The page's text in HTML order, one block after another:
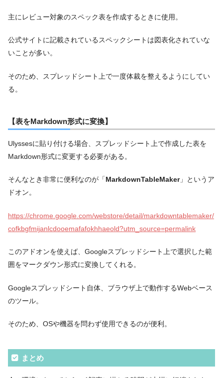
主にレビュー対象のスペック表を作成するときに使用。
公式サイトに記載されているスペックシートは図表化されていな
いことが多い。
そのため、スプレッドシート上で一度体裁を整えるようにしてい
る。
【表をMarkdown形式に変換】
Ulyssesに貼り付ける場合、スプレッドシート上で作成した表を
Markdown形式に変更する必要がある。
そんなとき非常に便利なのが「 MarkdownTableMaker」というア
ドオン。
https://chrome.google.com/webstore/detail/markdowntablemaker/
cofkbgfmijanlcdooemafafokhhaeold?utm_source=permalink
このアドオンを使えば、Googleスプレッドシート上で選択した範
囲をマークダウン形式に変換してくれる。
Googleスプレッドシート自体、ブラウザ上で動作するWebベース
のツール。
そのため、OSや機器を問わず使用できるのが便利。
まとめ